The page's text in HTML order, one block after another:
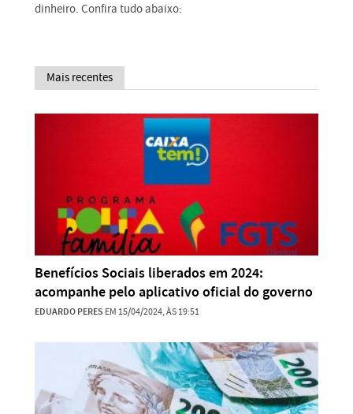
dinheiro. Confira tudo abaixo:
Mais recentes
Benefícios Sociais liberados em 2024:
acompanhe pelo aplicativo oficial do governo
EDUARDO PERES EM 15/04/2024, ÀS 19:51